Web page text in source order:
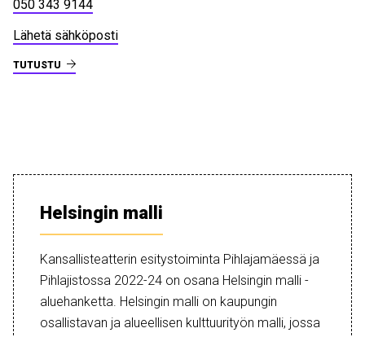
050 343 9144
Lähetä sähköposti
TUTUSTU
Helsingin malli
Kansallisteatterin esitystoiminta Pihlajamäessä ja
Pihlajistossa 2022-24 on osana Helsingin malli -
aluehanketta. Helsingin malli on kaupungin
osallistavan ja alueellisen kulttuurityön malli, jossa